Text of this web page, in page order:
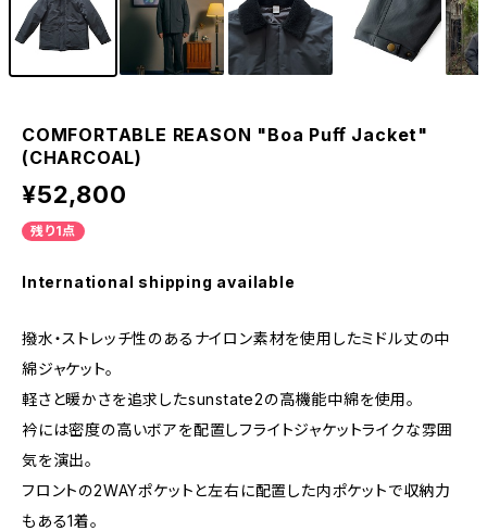
COMFORTABLE REASON "Boa Puﬀ Jacket"
(CHARCOAL)
¥52,800
残り1点
International shipping available
撥水・ストレッチ性のあるナイロン素材を使用したミドル丈の中
綿ジャケット。
軽さと暖かさを追求したsunstate2の高機能中綿を使用。
衿には密度の高いボアを配置しフライトジャケットライクな雰囲
気を演出。
フロントの2WAYポケットと左右に配置した内ポケットで収納力
もある1着。